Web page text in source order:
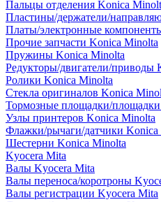
Пальцы отделения Konica
Пластины/держатели/
Платы/электронные
Прочие запчасти Konica Minolta
Пружины Konica Minolta
Редукторы/двигатели/приводы
Ролики Konica Minolta
Стекла оригиналов Konica
Тормозные площадки/
Узлы принтеров Konica Minolta
Флажки/рычаги/датчики Konica
Шестерни Konica Minolta
Kyocera Mita
Валы Kyocera Mita
Валы переноса/коротроны
Валы регистрации Kyocera Mita